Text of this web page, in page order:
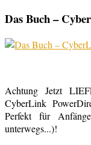
Das Buch –
Achtung Jetzt
CyberLink
Perfekt für
unterwegs...)!